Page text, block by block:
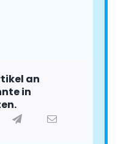
an
in